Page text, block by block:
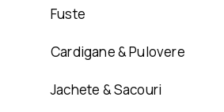
Fuste
Cardigane & Pulovere
Jachete & Sacouri